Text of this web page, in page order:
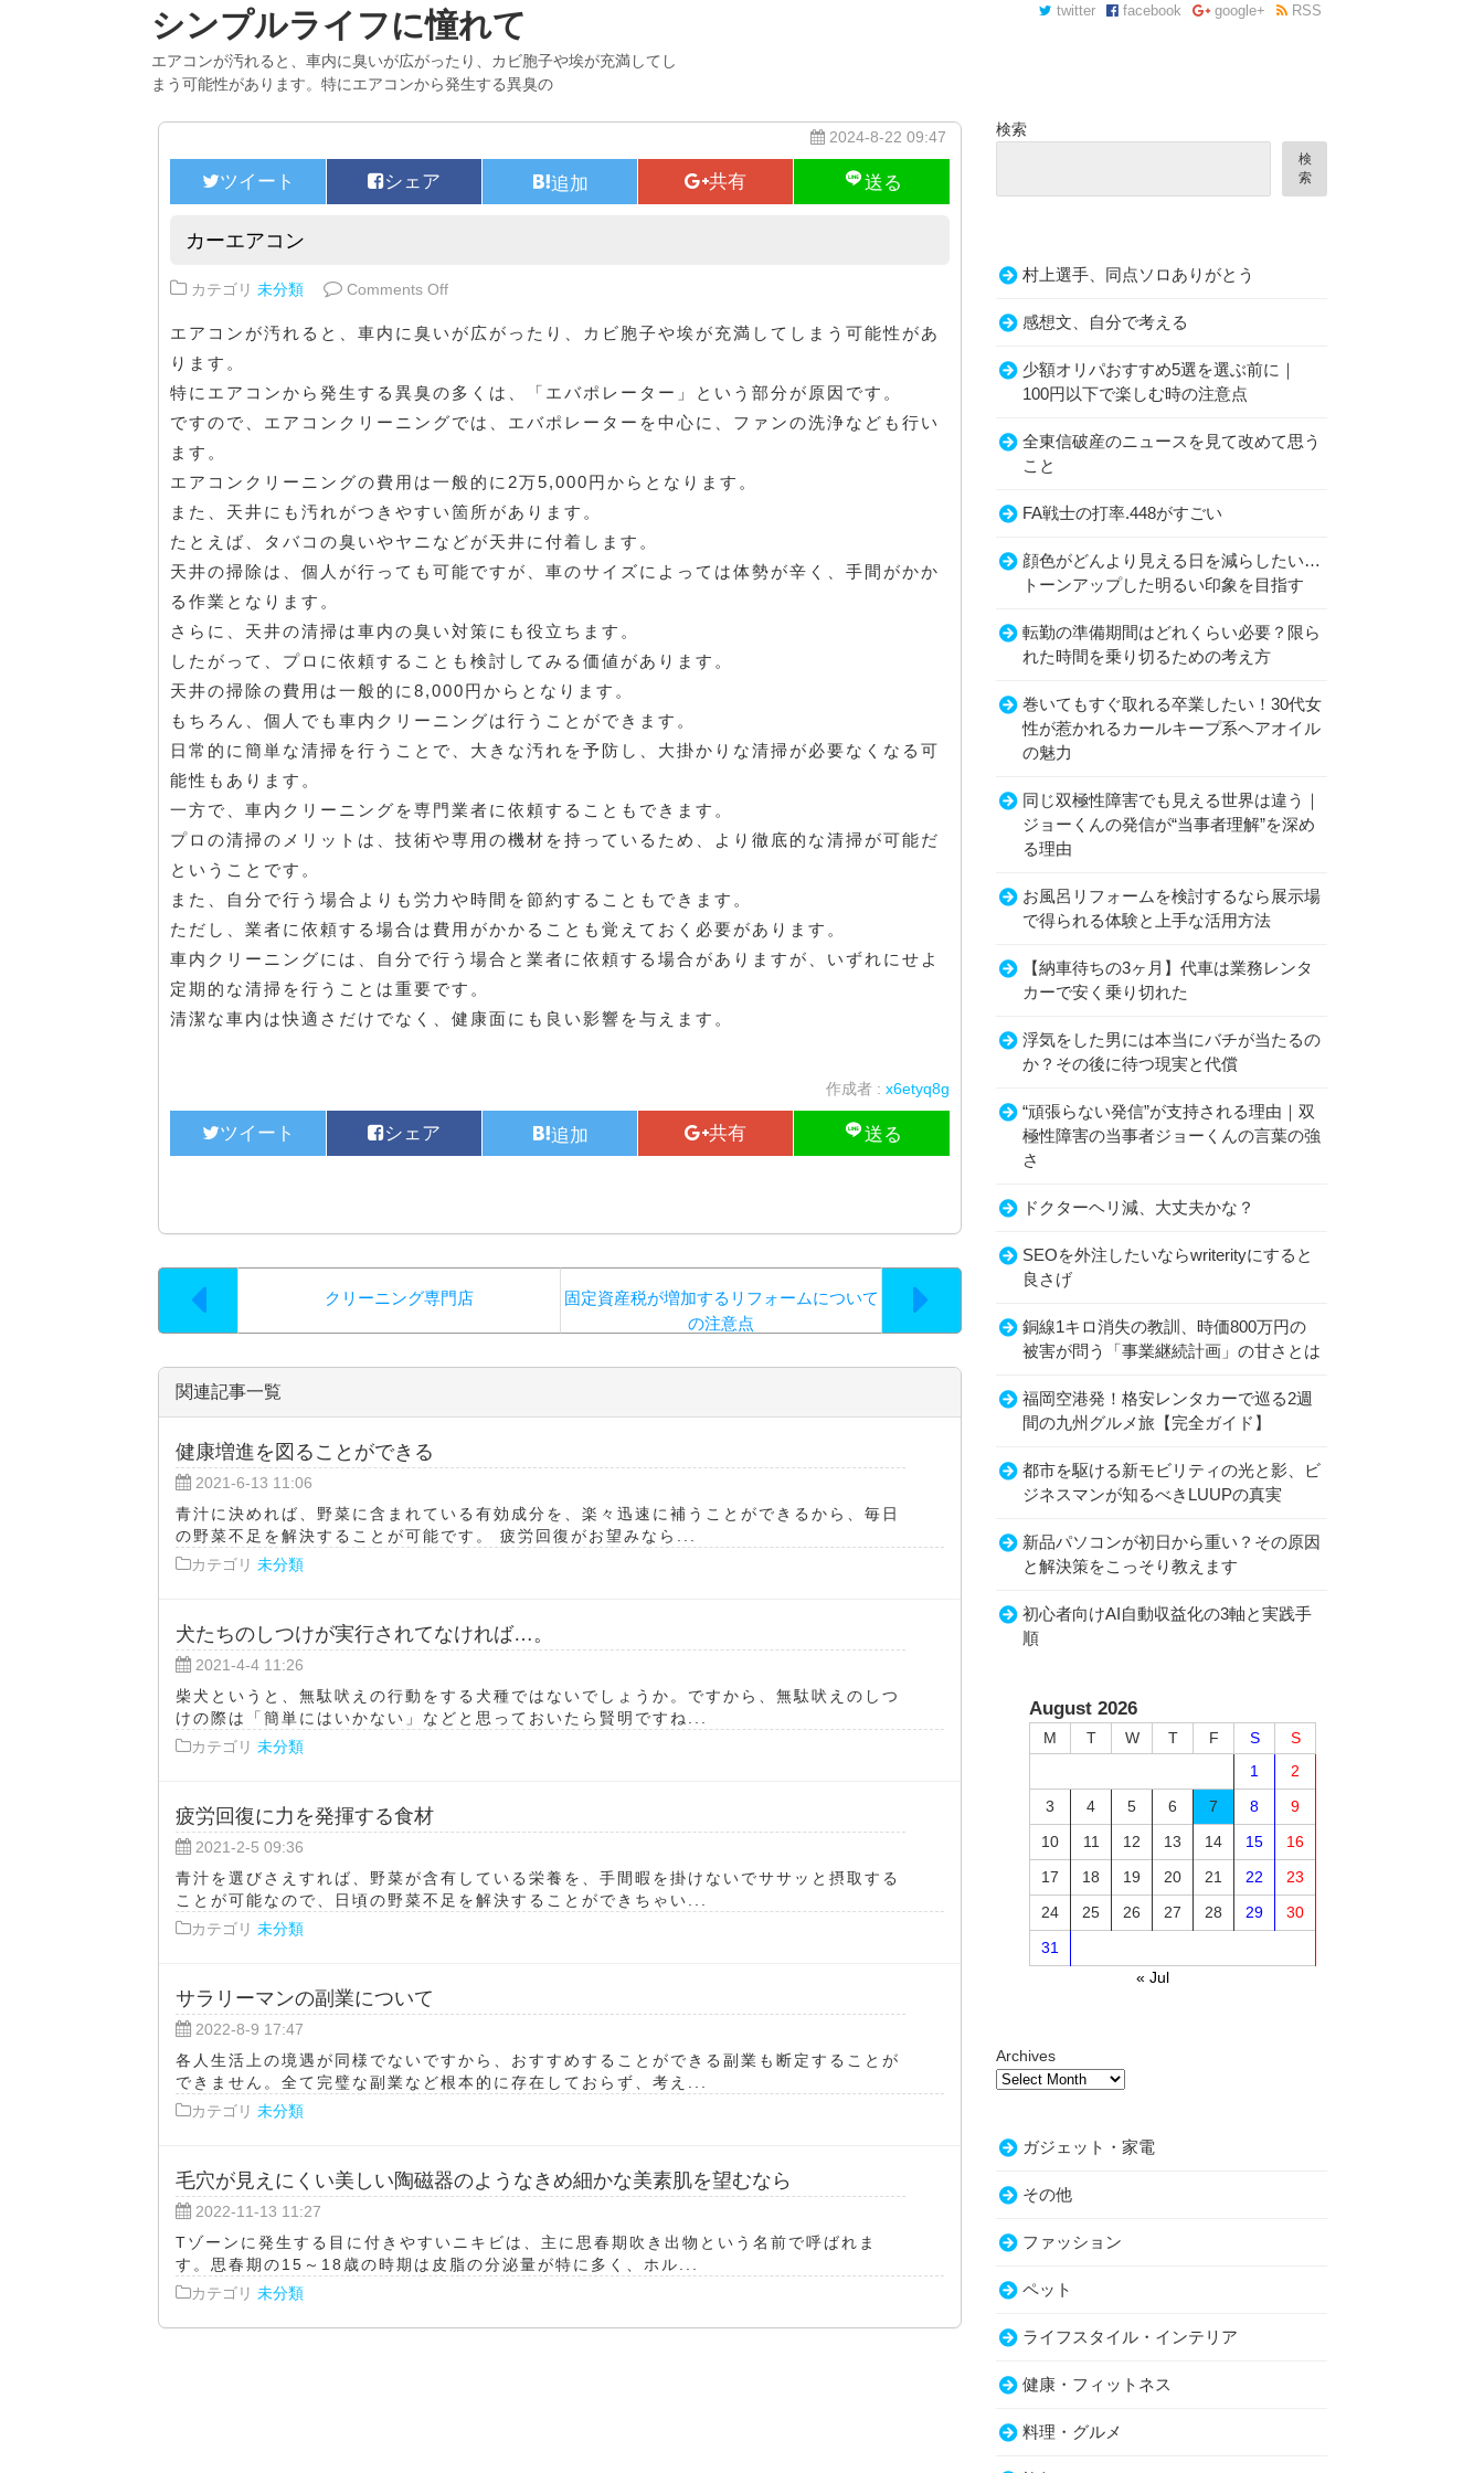
シンプルライフに憧れて
エアコンが汚れると、車内に臭いが広がったり、カビ胞子や埃が充満してし
まう可能性があります。特にエアコンから発生する異臭の
twitter facebook google+ RSS
2024-8-22 09:47
カーエアコン
カテゴリ 未分類 Comments Offon カーエアコン
エアコンが汚れると、車内に臭いが広がったり、カビ胞子や埃が充満してしまう可能性があ
ります。
特にエアコンから発生する異臭の多くは、「エバポレーター」という部分が原因です。
ですので、エアコンクリーニングでは、エバポレーターを中心に、ファンの洗浄なども行い
ます。
エアコンクリーニングの費用は一般的に2万5,000円からとなります。
また、天井にも汚れがつきやすい箇所があります。
たとえば、タバコの臭いやヤニなどが天井に付着します。
天井の掃除は、個人が行っても可能ですが、車のサイズによっては体勢が辛く、手間がかか
る作業となります。
さらに、天井の清掃は車内の臭い対策にも役立ちます。
したがって、プロに依頼することも検討してみる価値があります。
天井の掃除の費用は一般的に8,000円からとなります。
もちろん、個人でも車内クリーニングは行うことができます。
日常的に簡単な清掃を行うことで、大きな汚れを予防し、大掛かりな清掃が必要なくなる可
能性もあります。
一方で、車内クリーニングを専門業者に依頼することもできます。
プロの清掃のメリットは、技術や専用の機材を持っているため、より徹底的な清掃が可能だ
ということです。
また、自分で行う場合よりも労力や時間を節約することもできます。
ただし、業者に依頼する場合は費用がかかることも覚えておく必要があります。
車内クリーニングには、自分で行う場合と業者に依頼する場合がありますが、いずれにせよ
定期的な清掃を行うことは重要です。
清潔な車内は快適さだけでなく、健康面にも良い影響を与えます。
作成者 : x6etyq8g
クリーニング専門店
固定資産税が増加するリフォームについて
の注意点
関連記事一覧
健康増進を図ることができる
2021-6-13 11:06
青汁に決めれば、野菜に含まれている有効成分を、楽々迅速に補うことができるから、毎日
の野菜不足を解決することが可能です。 疲労回復がお望みなら...
カテゴリ 未分類
犬たちのしつけが実行されてなければ…。
2021-4-4 11:26
柴犬というと、無駄吠えの行動をする犬種ではないでしょうか。ですから、無駄吠えのしつ
けの際は「簡単にはいかない」などと思っておいたら賢明ですね...
カテゴリ 未分類
疲労回復に力を発揮する食材
2021-2-5 09:36
青汁を選びさえすれば、野菜が含有している栄養を、手間暇を掛けないでササッと摂取する
ことが可能なので、日頃の野菜不足を解決することができちゃい...
カテゴリ 未分類
サラリーマンの副業について
2022-8-9 17:47
各人生活上の境遇が同様でないですから、おすすめすることができる副業も断定することが
できません。全て完璧な副業など根本的に存在しておらず、考え...
カテゴリ 未分類
毛穴が見えにくい美しい陶磁器のようなきめ細かな美素肌を望むなら
2022-11-13 11:27
Tゾーンに発生する目に付きやすいニキビは、主に思春期吹き出物という名前で呼ばれま
す。思春期の15～18歳の時期は皮脂の分泌量が特に多く、ホル...
カテゴリ 未分類
検索
検
索
村上選手、同点ソロありがとう
感想文、自分で考える
少額オリパおすすめ5選を選ぶ前に｜
100円以下で楽しむ時の注意点
全東信破産のニュースを見て改めて思う
こと
FA戦士の打率.448がすごい
顔色がどんより見える日を減らしたい…
トーンアップした明るい印象を目指す
転勤の準備期間はどれくらい必要？限ら
れた時間を乗り切るための考え方
巻いてもすぐ取れる卒業したい！30代女
性が惹かれるカールキープ系ヘアオイル
の魅力
同じ双極性障害でも見える世界は違う｜
ジョーくんの発信が“当事者理解”を深め
る理由
お風呂リフォームを検討するなら展示場
で得られる体験と上手な活用方法
【納車待ちの3ヶ月】代車は業務レンタ
カーで安く乗り切れた
浮気をした男には本当にバチが当たるの
か？その後に待つ現実と代償
“頑張らない発信”が支持される理由｜双
極性障害の当事者ジョーくんの言葉の強
さ
ドクターヘリ減、大丈夫かな？
SEOを外注したいならwriterityにすると
良さげ
銅線1キロ消失の教訓、時価800万円の
被害が問う「事業継続計画」の甘さとは
福岡空港発！格安レンタカーで巡る2週
間の九州グルメ旅【完全ガイド】
都市を駆ける新モビリティの光と影、ビ
ジネスマンが知るべきLUUPの真実
新品パソコンが初日から重い？その原因
と解決策をこっそり教えます
初心者向けAI自動収益化の3軸と実践手
順
August 2026
M T W T F S
S
1
2
3
4 5 6 7 8
9
10
11 12 13 14 15
16
17
18 19 20 21 22
23
24
25 26 27 28 29
30
31
« Jul
Archives
ガジェット・家電
その他
ファッション
ペット
ライフスタイル・インテリア
健康・フィットネス
料理・グルメ